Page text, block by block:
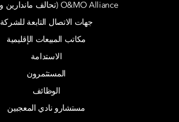
O&MO Alliance (تحالف ماندارين وأوبروي)
جهات الاتصال التابعة للشركة
مكاتب المبيعات الإقليمية
الاستدامة
المستثمرون
الوظائف
مستشارو نادي المعجبين